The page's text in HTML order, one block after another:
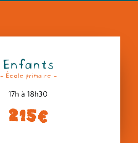
Enfants
- École primaire -
17h à 18h30
215€